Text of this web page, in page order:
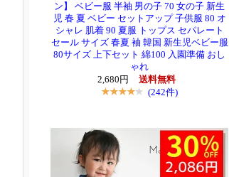
ン】 ベビー服 半袖 男の子 70 女の子 新生
児 春 夏 ベビー セットアップ 子供服 80 オ
シャレ 肌着 90 夏服 トップス セパレート
セール サイズ 春夏 袖 韓国 新生児ベビー服
80サイズ 上下セット 綿100 入園準備 おし
ゃれ
2,680円
送料無料
(242件)